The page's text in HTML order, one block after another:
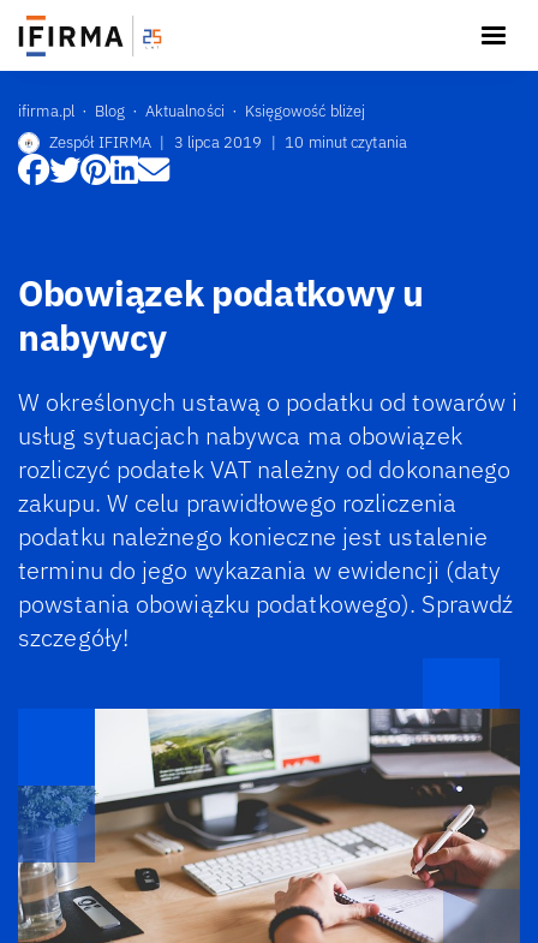
ifirma.pl Blog Aktualności
Księgowość bliżej
Zespół IFIRMA | 3 lipca 2019 | 10 minut czytania
Obowiązek podatkowy u
nabywcy
W określonych ustawą o podatku od towarów i
usług sytuacjach nabywca ma obowiązek
rozliczyć podatek VAT należny od dokonanego
zakupu. W celu prawidłowego rozliczenia
podatku należnego konieczne jest ustalenie
terminu do jego wykazania w ewidencji (daty
powstania obowiązku podatkowego). Sprawdź
szczegóły!